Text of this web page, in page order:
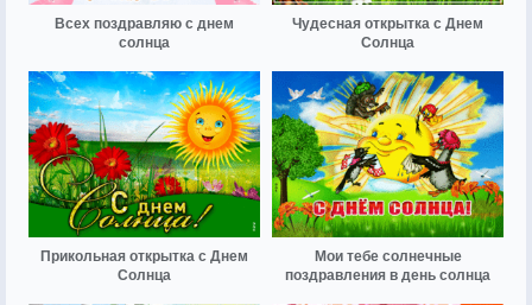
Всех поздравляю с днем
солнца
Чудесная открытка с Днем
Солнца
Прикольная открытка с Днем
Солнца
Мои тебе солнечные
поздравления в день солнца